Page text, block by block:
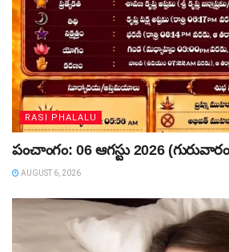
RASI PHALALU
పంచాంగం: 06 ఆగస్టు 2026
AUGUST 6, 2026